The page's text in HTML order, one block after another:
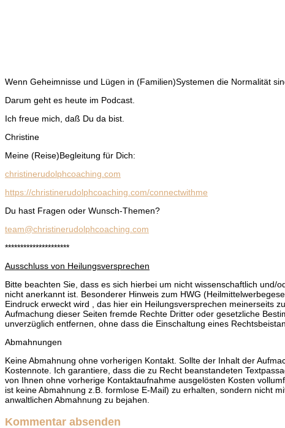
Wenn Geheimnisse und Lügen in (Familien)Systemen die Normalität
Darum geht es heute im Podcast.
Ich freue mich, daß Du da bist.
Christine
Meine (Reise)Begleitung für Dich:
christinerudolphcoaching.com
https://christinerudolphcoaching.com/connectwithme
Du hast Fragen oder Wunsch-Themen?
team@christinerudolphcoaching.com
*********************
Ausschluss von Heilungsversprechen
Bitte beachten Sie, dass es sich hierbei um nicht wissenschaftlich
nicht anerkannt ist. Besonderer Hinweis zum HWG
Eindruck erweckt wird , das hier ein Heilungsversprechen meinerseits
Aufmachung dieser Seiten fremde Rechte Dritter oder gesetzliche
unverzüglich entfernen, ohne dass die Einschaltung eines
Abmahnungen
Keine Abmahnung ohne vorherigen Kontakt. Sollte der Inhalt der
Kostennote. Ich garantiere, dass die zu Recht beanstandeten
von Ihnen ohne vorherige Kontaktaufnahme ausgelösten Kosten
ist keine Abmahnung z.B. formlose E-Mail) zu erhalten, sondern nicht
anwaltlichen Abmahnung zu bejahen.
Kommentar absenden